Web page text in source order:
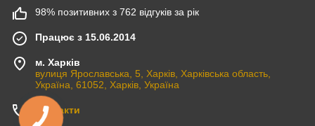
98% позитивних з 762 відгуків за рік
Працює з 15.06.2014
м. Харків
вулиця Ярославська, 5, Харків, Харківська область,
Україна, 61052, Харків, Україна
Контакти